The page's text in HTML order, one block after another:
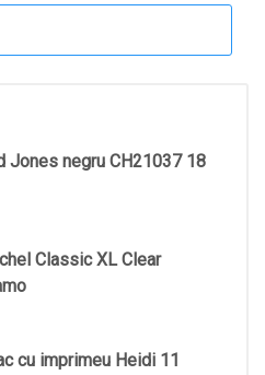
Jones negru CH21037 18
Classic XL Clear
cu imprimeu Heidi 11